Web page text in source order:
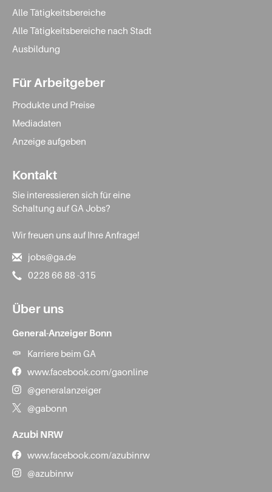
Alle Tätigkeitsbereiche
Alle Tätigkeitsbereiche nach Stadt
Ausbildung
Für Arbeitgeber
Produkte und Preise
Mediadaten
Anzeige aufgeben
Kontakt
Sie interessieren sich für eine
Schaltung auf GA Jobs?
Wir freuen uns auf Ihre Anfrage!
jobs@ga.de
0228 66 88 -315
Über uns
General-Anzeiger Bonn
Karriere beim GA
www.facebook.com/gaonline
@generalanzeiger
@gabonn
Azubi NRW
www.facebook.com/azubinrw
@azubinrw